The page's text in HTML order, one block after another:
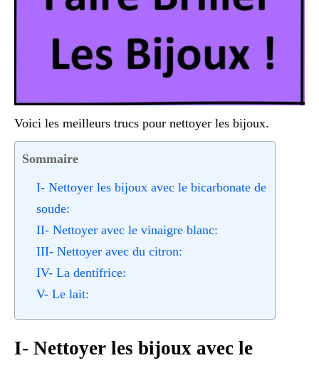
Voici les meilleurs trucs pour nettoyer les bijoux.
Sommaire
I- Nettoyer les bijoux avec le bicarbonate de
soude:
II- Nettoyer avec le vinaigre blanc:
III- Nettoyer avec du citron:
IV- La dentifrice:
V- Le lait:
I- Nettoyer les bijoux avec le